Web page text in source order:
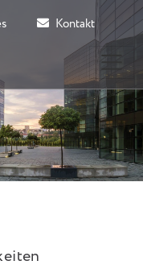
Kontakt